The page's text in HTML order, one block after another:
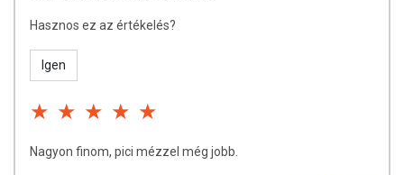
Hasznos ez az értékelés?
Igen
Nagyon finom, pici mézzel még jobb.